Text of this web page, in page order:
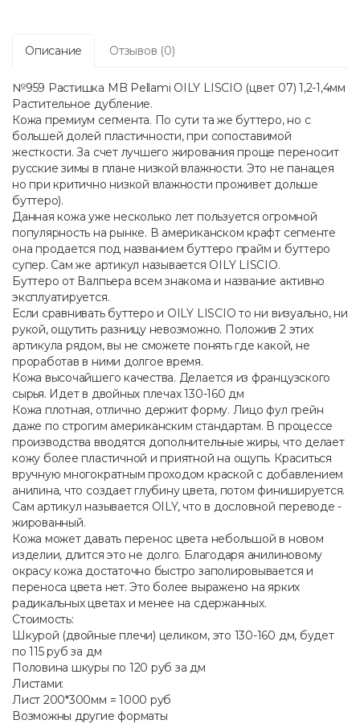
Описание Отзывов (0)
№959 Растишка MB Pellami OILY LISCIO (цвет 07) 1,2-1,4мм
Растительное дубление.
Кожа премиум сегмента. По сути та же буттеро, но с
большей долей пластичности, при сопоставимой
жесткости. За счет лучшего жирования проще переносит
русские зимы в плане низкой влажности. Это не панацея
но при критично низкой влажности проживет дольше
буттеро).
Данная кожа уже несколько лет пользуется огромной
популярность на рынке. В американском крафт сегменте
она продается под названием буттеро прайм и буттеро
супер. Сам же артикул называется OILY LISCIO.
Буттеро от Валпьера всем знакома и название активно
эксплуатируется.
Если сравнивать буттеро и OILY LISCIO то ни визуально, ни
рукой, ощутить разницу невозможно. Положив 2 этих
артикула рядом, вы не сможете понять где какой, не
проработав в ними долгое время.
Кожа высочайшего качества. Делается из французского
сырья. Идет в двойных плечах 130-160 дм
Кожа плотная, отлично держит форму. Лицо фул грейн
даже по строгим американским стандартам. В процессе
производства вводятся дополнительные жиры, что делает
кожу более пластичной и приятной на ощупь. Краситься
вручную многократным проходом краской с добавлением
анилина, что создает глубину цвета, потом финишируется.
Сам артикул называется OILY, что в дословной переводе -
жированный.
Кожа может давать перенос цвета небольшой в новом
изделии, длится это не долго. Благодаря анилиновому
окрасу кожа достаточно быстро заполировывается и
переноса цвета нет. Это более выражено на ярких
радикальных цветах и менее на сдержанных.
Стоимость:
Шкурой (двойные плечи) целиком, это 130-160 дм, будет
по 115 руб за дм
Половина шкуры по 120 руб за дм
Листами:
Лист 200*300мм = 1000 руб
Возможны другие форматы